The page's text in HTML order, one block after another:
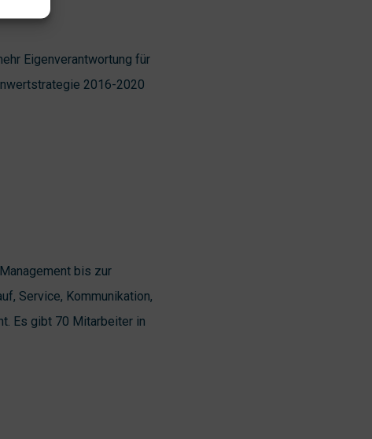
Eigenverantwortung für
2016-2020
bis zur
Service, Kommunikation,
Es gibt 70 Mitarbeiter in